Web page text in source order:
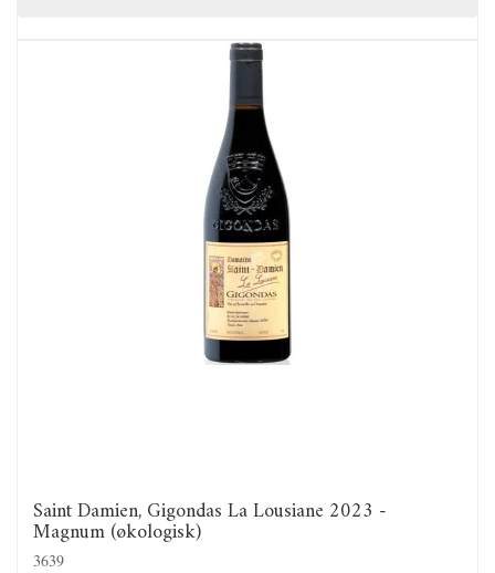
Saint Damien, Gigondas La Lousiane 2023 -
Magnum (økologisk)
3639